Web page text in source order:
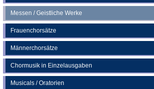
Messen / Geistliche Werke
Frauenchorsätze
Männerchorsätze
Chormusik in Einzelausgaben
Musicals / Oratorien